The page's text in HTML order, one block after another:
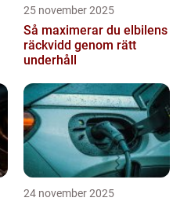
25 november 2025
Så maximerar du elbilens
räckvidd genom rätt
underhåll
24 november 2025